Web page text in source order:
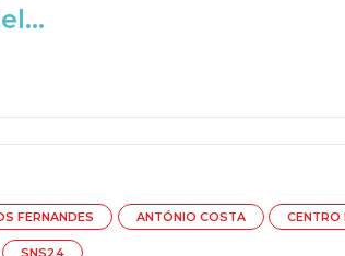
FERNANDES ANTÓNIO COSTA CENTRO
SNS24